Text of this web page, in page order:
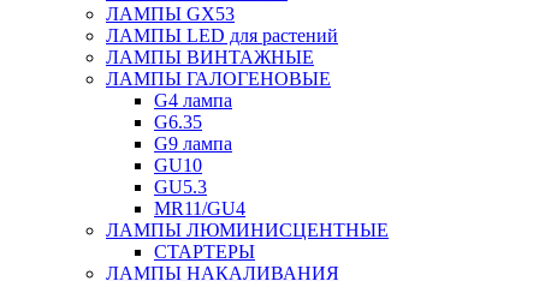
ЛАМПЫ GX53
ЛАМПЫ LED для растений
ЛАМПЫ ВИНТАЖНЫЕ
ЛАМПЫ ГАЛОГЕНОВЫЕ
G4 лампа
G6.35
G9 лампа
GU10
GU5.3
MR11/GU4
ЛАМПЫ ЛЮМИНИСЦЕНТНЫЕ
СТАРТЕРЫ
ЛАМПЫ НАКАЛИВАНИЯ